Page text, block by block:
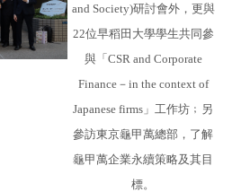
and Society)研討會外，更與
22位早稻田大學學生共同參
與「CSR and Corporate
Finance－in the context of
Japanese firms」工作坊﹔另
參訪東京龜甲萬總部，了解
龜甲萬企業永續策略及其目
標。